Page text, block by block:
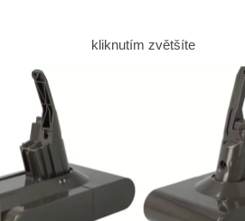
kliknutím zvětšíte